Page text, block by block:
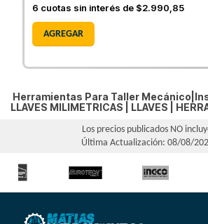
6 cuotas sin interés de $2.990,85
AGREGAR
Herramientas Para Taller
LLAVES MILIMETRICAS
LLAVES
Los precios publicados NO
Última Actualización: 08/08/